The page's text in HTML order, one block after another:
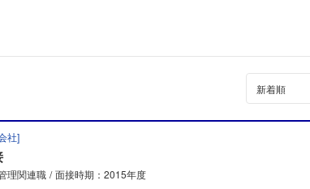
新着順
社]
理関連職 面接時期：2015年度